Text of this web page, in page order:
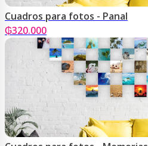
Cuadros para fotos - Panal
₲320.000